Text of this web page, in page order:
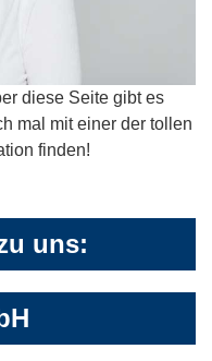
diese Seite gibt es
mal mit einer der tollen
finden!
uns: